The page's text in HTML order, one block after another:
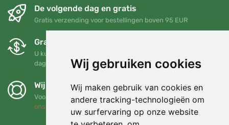
Wij gebruiken cookies
Wij maken gebruik van cookies en
andere tracking-technologieën om
uw surfervaring op onze website
De volgende dag en gratis
Gratis verzending voor bestellingen boven 95 EUR
Gratis ruilen en retourneren
U kunt uw bestelling op elk gewenst moment binnen 90
dagen retourneren of ruilen
Wij steunen Trees.org
Voor elke bestelling planten we een boom! Lees meer Over
ons